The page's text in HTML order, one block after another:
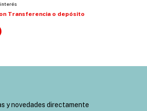
Transferencia o depósito
y novedades directamente